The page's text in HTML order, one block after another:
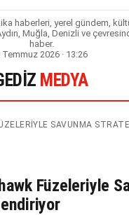
haberleri, yerel gündem,
Muğla, Denizli ve
haber.
Temmuz 2026 · 13:26
MEDYA
SAVUNMA
Füzeleriyle